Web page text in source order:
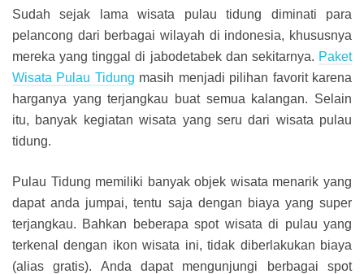
Sudah sejak lama wisata pulau tidung diminati para
pelancong dari berbagai wilayah di indonesia, khususnya
mereka yang tinggal di jabodetabek dan sekitarnya. Paket
Wisata Pulau Tidung masih menjadi pilihan favorit karena
harganya yang terjangkau buat semua kalangan. Selain
itu, banyak kegiatan wisata yang seru dari wisata pulau
tidung.
Pulau Tidung memiliki banyak objek wisata menarik yang
dapat anda jumpai, tentu saja dengan biaya yang super
terjangkau. Bahkan beberapa spot wisata di pulau yang
terkenal dengan ikon wisata ini, tidak diberlakukan biaya
(alias gratis). Anda dapat mengunjungi berbagai spot